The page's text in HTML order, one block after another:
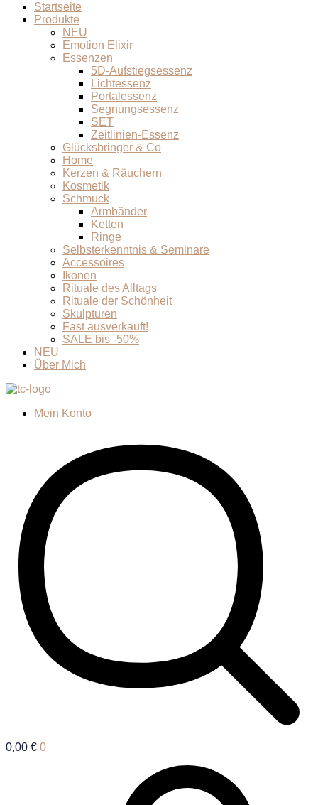
Startseite
Produkte
NEU
Emotion Elixir
Essenzen
5D-Aufstiegsessenz
Lichtessenz
Portalessenz
Segnungsessenz
SET
Zeitlinien-Essenz
Glücksbringer & Co
Home
Kerzen & Räuchern
Kosmetik
Schmuck
Armbänder
Ketten
Ringe
Selbsterkenntnis & Seminare
Accessoires
Ikonen
Rituale des Alltags
Rituale der Schönheit
Skulpturen
Fast ausverkauft!
SALE bis -50%
NEU
Über Mich
Mein Konto
0,00 € 0